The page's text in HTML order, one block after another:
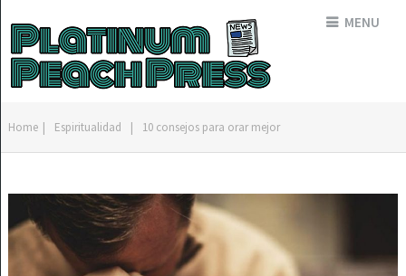
MENU
Home | Espiritualidad | 10 consejos para orar mejor